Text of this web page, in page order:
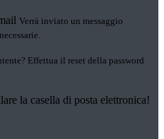
Verrà inviato un messaggio
Effettua il reset della password
la casella di posta elettronica!